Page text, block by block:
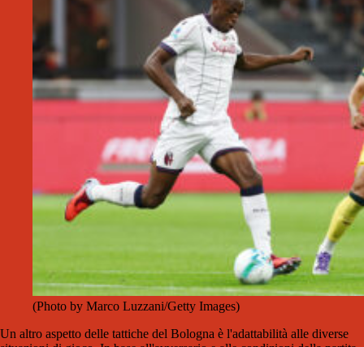
(Photo by Marco Luzzani/Getty Images)
Un altro aspetto delle tattiche del Bologna è l'adattabilità alle diverse